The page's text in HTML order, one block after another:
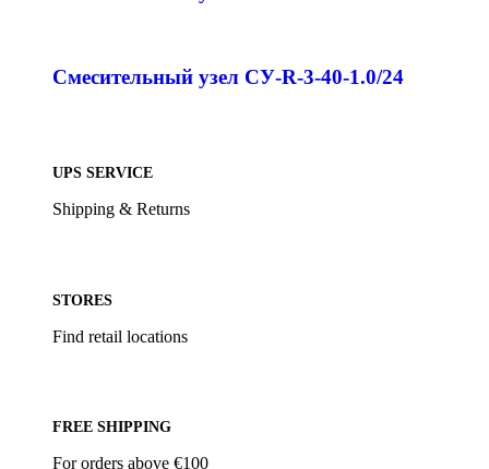
Смесительный узел СУ-R-3-40-1.0/24
UPS SERVICE
Shipping & Returns
STORES
Find retail locations
FREE SHIPPING
For orders above €100